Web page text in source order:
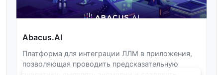
Abacus.AI
Платформа для интеграции ЛЛМ в приложения,
позволяющая проводить предсказательную